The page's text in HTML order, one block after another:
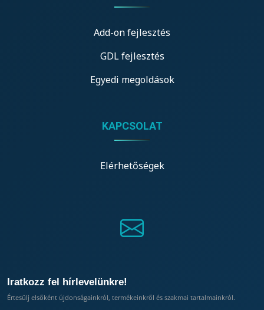
Add-on fejlesztés
GDL fejlesztés
Egyedi megoldások
KAPCSOLAT
Elérhetőségek
Iratkozz fel hírlevelünkre!
Értesülj elsőként újdonságainkról, termékeinkről és szakmai tartalmainkról.